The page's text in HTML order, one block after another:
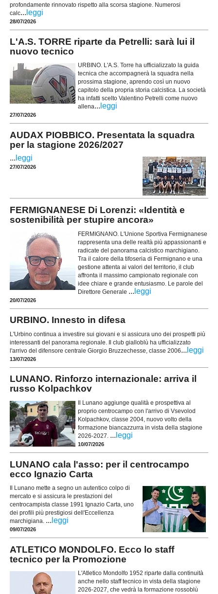
profondamente rinnovato rispetto alla scorsa stagione. Numerosi
calc... leggi
28/07/2026
L'A.S. TORRE riparte da Petrelli: sarà lui il
nuovo tecnico
URBINO. L'A.S. Torre ha ufficializzato la guida
tecnica che accompagnerà la squadra nella
prossima stagione, aprendo così un nuovo
capitolo della propria storia calcistica. La società
ha infatti scelto Valentino Petrelli come nuovo
allena... leggi
27/07/2026
AUDAX PIOBBICO. Presentata la squadra
per la stagione 2026/2027
... leggi
27/07/2026
FERMIGNANESE Di Lorenzi: «Identità e
sostenibilità per stupire ancora»
FERMIGNANO. L'Unione Sportiva Fermignanese
rappresenta una delle realtà più appassionanti e
radicate del panorama calcistico marchigiano.
Tra il calore della tifoseria di Fermignano e una
gestione attenta ai valori del territorio, il club
affronta il massimo campionato regionale con
idee chiare e grande entusiasmo. Le parole del
Direttore Generale ... leggi
20/07/2026
URBINO. Innesto in difesa
L'Urbino continua a investire sui giovani e si assicura uno dei prospetti più
interessanti del panorama regionale. Il club gialloblù ha ufficializzato
l'arrivo del difensore centrale Giorgio Bruzzechesse, classe 2006... leggi
13/07/2026
LUNANO. Rinforzo internazionale: arriva il
russo Kolpachkov
Il Lunano aggiunge qualità e prospettiva al
proprio centrocampo con l'arrivo di Vsevolod
Kolpachkov, classe 2004, nuovo volto della
formazione biancazzurra in vista della stagione
2026-2027. ... leggi
10/07/2026
LUNANO cala l'asso: per il centrocampo
ecco Ignazio Carta
Il Lunano mette a segno un autentico colpo di
mercato e si assicura le prestazioni del
centrocampista classe 1991 Ignazio Carta, uno
dei profili più prestigiosi dell'Eccellenza
marchigiana. ... leggi
09/07/2026
ATLETICO MONDOLFO. Ecco lo staff
tecnico per la Promozione
L'Atletico Mondolfo 1952 riparte dalla continuità
anche nello staff tecnico in vista della stagione
2026-2027, che vedrà la formazione rossoblù